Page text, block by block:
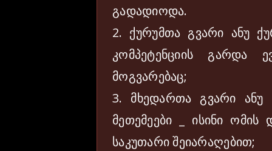
გადადიოდა.
2. ქურუმთა გვარი ანუ
კომპეტენციის გარდა
მოგვარებაც;
3. მხედართა გვარი ანუ
მეთემეები _ ისინი
საკუთარი შეიარაღებით;